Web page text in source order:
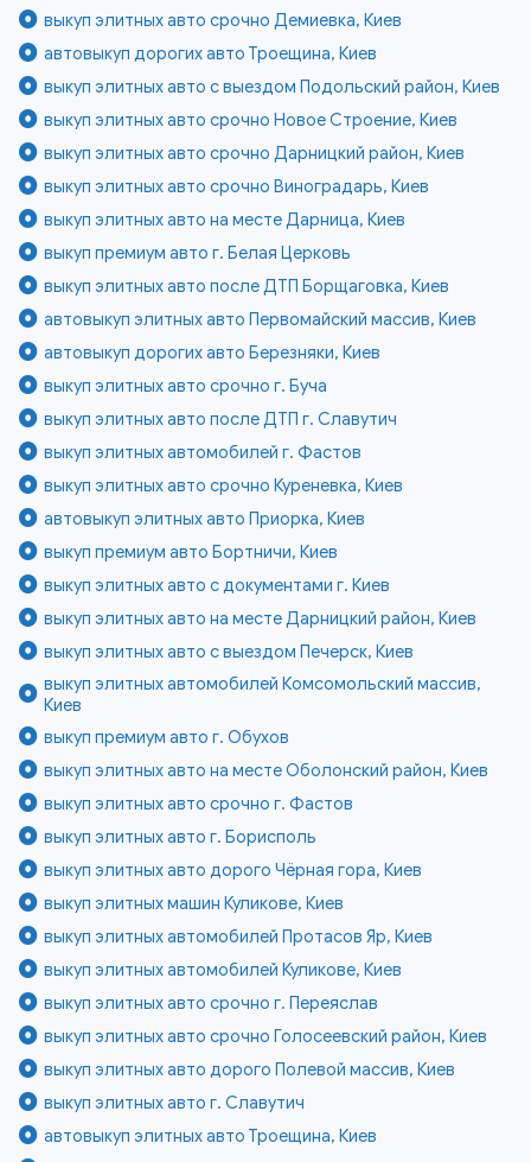
выкуп элитных авто срочно Демиевка, Киев
автовыкуп дорогих авто Троещина, Киев
выкуп элитных авто с выездом Подольский район, Киев
выкуп элитных авто срочно Новое Строение, Киев
выкуп элитных авто срочно Дарницкий район, Киев
выкуп элитных авто срочно Виноградарь, Киев
выкуп элитных авто на месте Дарница, Киев
выкуп премиум авто г. Белая Церковь
выкуп элитных авто после ДТП Борщаговка, Киев
автовыкуп элитных авто Первомайский массив, Киев
автовыкуп дорогих авто Березняки, Киев
выкуп элитных авто срочно г. Буча
выкуп элитных авто после ДТП г. Славутич
выкуп элитных автомобилей г. Фастов
выкуп элитных авто срочно Куреневка, Киев
автовыкуп элитных авто Приорка, Киев
выкуп премиум авто Бортничи, Киев
выкуп элитных авто с документами г. Киев
выкуп элитных авто на месте Дарницкий район, Киев
выкуп элитных авто с выездом Печерск, Киев
выкуп элитных автомобилей Комсомольский массив,
Киев
выкуп премиум авто г. Обухов
выкуп элитных авто на месте Оболонский район, Киев
выкуп элитных авто срочно г. Фастов
выкуп элитных авто г. Борисполь
выкуп элитных авто дорого Чёрная гора, Киев
выкуп элитных машин Куликове, Киев
выкуп элитных автомобилей Протасов Яр, Киев
выкуп элитных автомобилей Куликове, Киев
выкуп элитных авто срочно г. Переяслав
выкуп элитных авто срочно Голосеевский район, Киев
выкуп элитных авто дорого Полевой массив, Киев
выкуп элитных авто г. Славутич
автовыкуп элитных авто Троещина, Киев